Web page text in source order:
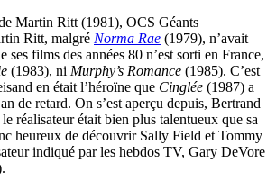
Martin Ritt (1981), OCS Géants
Ritt, malgré Norma Rae (1979), n’avait
ses films des années 80 n’est sorti en France,
(1983), ni Murphy’s Romance (1985). C’est
en était l’héroïne que Cinglée (1987) a
de retard. On s’est aperçu depuis, Bertrand
réalisateur était bien plus talentueux que sa
heureux de découvrir Sally Field et Tommy
indiqué par les hebdos TV, Gary DeVore